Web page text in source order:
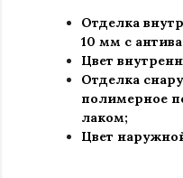
Отделка
10 мм с
Цвет
Отделка
полимерное
лаком;
Цвет